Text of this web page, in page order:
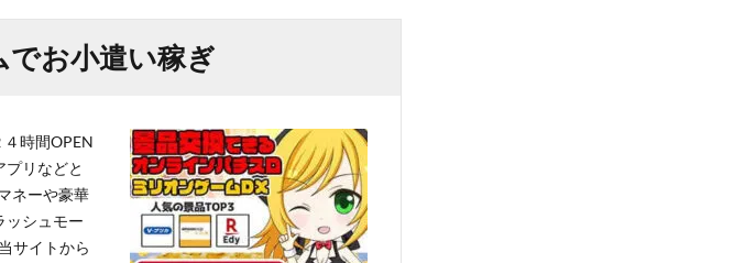
お小遣い稼ぎ
時間OPEN
リなどと
ネーや豪華
ッシュモー
サイトから